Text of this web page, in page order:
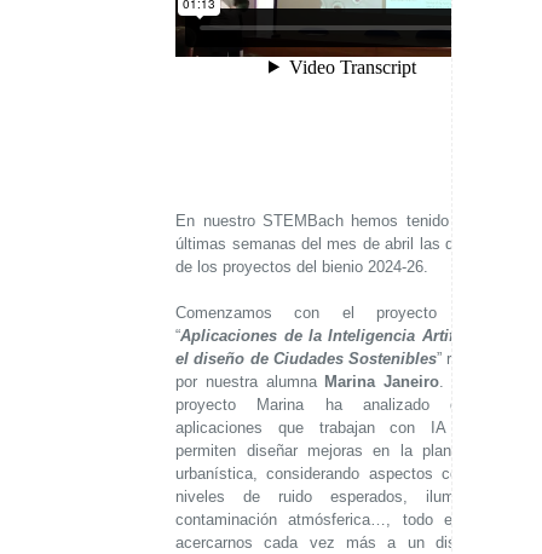
En nuestro STEMBach hemos tenido las dos
últimas semanas del mes de abril las defensas
de los proyectos del bienio 2024-26.
Comenzamos con el proyecto titulado
“Aplicaciones de la Inteligencia Artificial en
el diseño de Ciudades Sostenibles” realizado
por nuestra alumna Marina Janeiro. En este
proyecto Marina ha analizado distintas
aplicaciones que trabajan con IA y que
permiten diseñar mejoras en la planificación
urbanística, considerando aspectos como los
niveles de ruido esperados, iluminación,
contaminación atmósferica…, todo ello para
acercarnos cada vez más a un diseño de